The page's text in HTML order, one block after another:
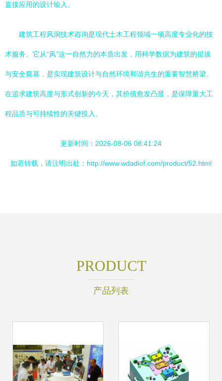
直接应用的设计输入。
建筑工程风洞技术咨询是现代土木工程领域一项高度专业化的技
术服务。它从“风”这一自然力的本质出发，用科学数据为建筑的挺拔
与安全奠基，是实现建筑设计与自然环境和谐共生的重要智慧桥梁。
在追求建筑高度与形式创新的今天，其价值愈发凸显，是保障重大工
程品质与可持续性的关键投入。
更新时间：2026-08-06 08:41:24
如若转载，请注明出处：http://www.wdadiof.com/product/52.html
PRODUCT
产品列表